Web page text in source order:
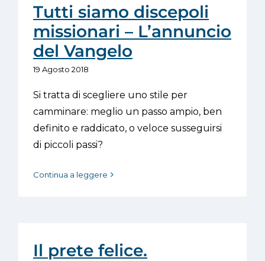
Tutti siamo discepoli
missionari – L’annuncio
del Vangelo
19 Agosto 2018
Si tratta di scegliere uno stile per
camminare: meglio un passo ampio, ben
definito e raddicato, o veloce susseguirsi
di piccoli passi?
Continua a leggere
Il prete felice.